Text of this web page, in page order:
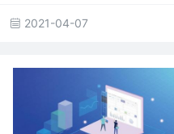
2021-04-07